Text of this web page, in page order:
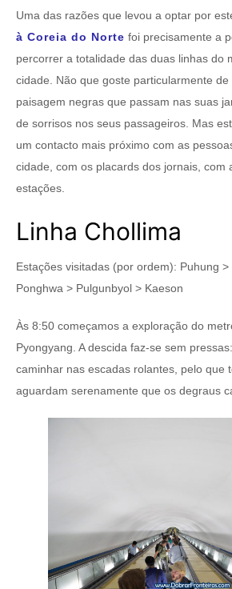
Uma das razões que levou a optar por
à Coreia do Norte foi precisamente a
percorrer a totalidade das duas linhas do
cidade. Não que goste particularmente
paisagem negras que passam nas suas
de sorrisos nos seus passageiros. Mas
um contacto mais próximo com as
cidade, com os placards dos jornais, com
estações.
Linha Chollima
Estações visitadas (por ordem): Puhung >
Ponghwa > Pulgunbyol > Kaeson
Às 8:50 começamos a exploração do
Pyongyang. A descida faz-se sem
caminhar nas escadas rolantes, pelo que
aguardam serenamente que os degraus